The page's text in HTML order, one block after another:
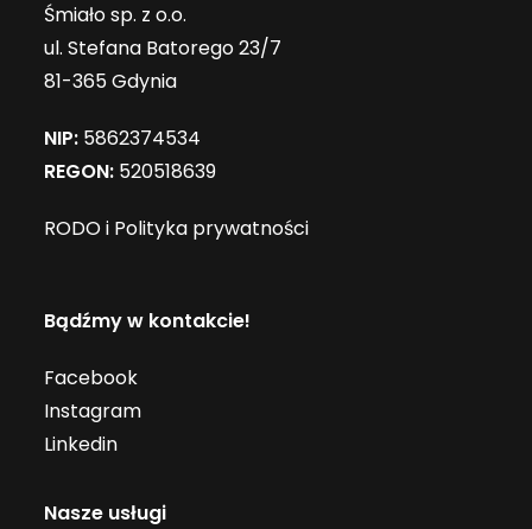
Śmiało sp. z o.o.
ul. Stefana Batorego 23/7
81-365 Gdynia
NIP: 5862374534
REGON: 520518639
RODO i Polityka prywatności
Bądźmy w kontakcie!
Facebook
Instagram
Linkedin
Nasze usługi